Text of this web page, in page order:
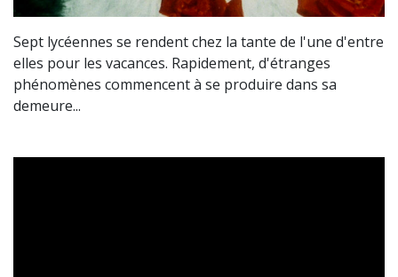
Sept lycéennes se rendent chez la tante de l'une d'entre
elles pour les vacances. Rapidement, d'étranges
phénomènes commencent à se produire dans sa
demeure...